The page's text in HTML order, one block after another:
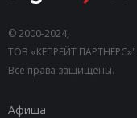
© 2000-2024,
ТОВ «КЕПРЕЙТ ПАРТНЕРС»".
Все права защищены.
Афиша